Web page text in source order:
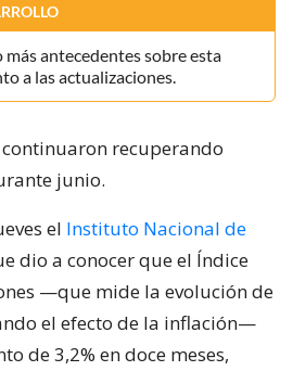
antecedentes sobre esta
a las actualizaciones.
continuaron recuperando
junio.
el Instituto Nacional de
dio a conocer que el Índice
—que mide la evolución de
el efecto de la inflación—
de 3,2% en doce meses,